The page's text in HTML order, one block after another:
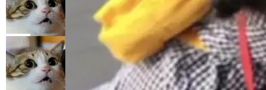
意味着一个无人看管的 AI 程序，在近半年时间
里日夜不停地"烧钱"。 复盘显示，...
而美国模型厂商在"闭门造车"。他的原话是 "buil
ding in silos"——各自为战，互不通气。 这个判
断从他嘴里说出来分量不同。Hugging Face 是
全球最大的开源 AI 平台，上面跑着上百万个模
型。谁在开源赛道上领先，...
序给别人用。偶尔有人自己写个博客系统、智能
家居控制、家庭实验室，都算稀奇事。 Crawsh
aw 是 Shelley 的作者，一个开源 AI coding age
nt。他最近在博客上写了一篇文章，核心论点很
简单：开发者工具必须开源。 理由不是传统的自
由软件情怀，而是一个跟 AI agent 直接相关的
DeepSeek Harness 宣布内测邀请，全
网最大规模开源 Agent 路演现场诞生
一条内测招募帖，发出去的时候大概没人想到它
会变成一场开源 Agent 生态的路演。 8月1日，
DeepSeek Harness 团队负责人崔添翼（tiany
i）在 X 上发帖： 「如果你是 Agent Harness 相
关开源项目的开发者，希望参加 DeepSeek Har
局
商汤 SenseNova U1.5-Lite-Preview
开源
商汤科技宣布面向社区开源轻量级统一多模态模